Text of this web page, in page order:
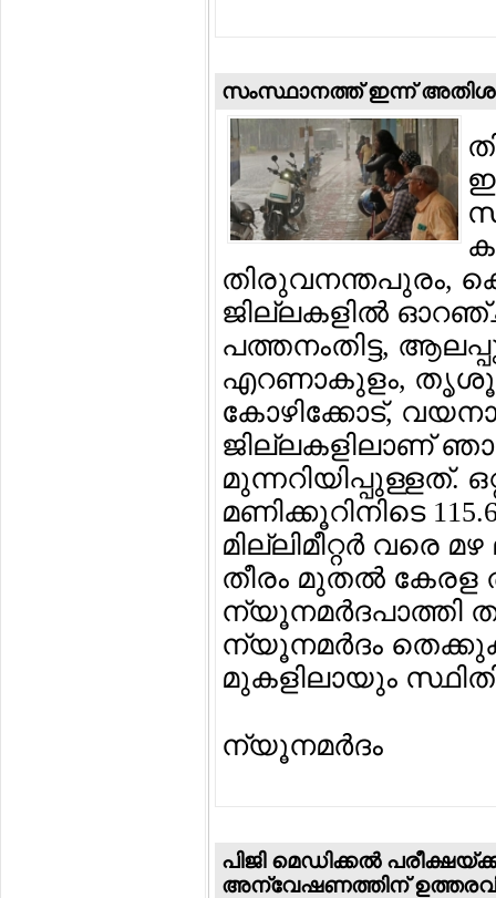
സംസ്ഥാനത്ത് ഇന്ന്
തിരുവനന്തപുരം,
ജില്ലകളില്‍
പത്തനംതിട്ട,
എറണാകുളം, തൃശൂര്‍,
കോഴിക്കോട്,
ജില്ലകളിലാണ്
മുന്നറിയിപ്പുള്ളത്.
മണിക്കൂറിനിടെ
മില്ലിമീറ്റര്‍ വരെ
തീരം മുതല്‍ കേരള
ന്യൂനമര്‍ദപാത്തി
ന്യൂനമര്‍ദം
മുകളിലായും
ന്യൂനമര്‍ദം
പിജി മെഡിക്കല്‍
അന്വേഷണത്തിന്